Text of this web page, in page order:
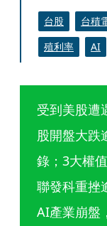
台股 台積
殖利率
AI
受到美股遭
股開盤大跌
錄；3大權
聯發科重挫
AI產業崩盤